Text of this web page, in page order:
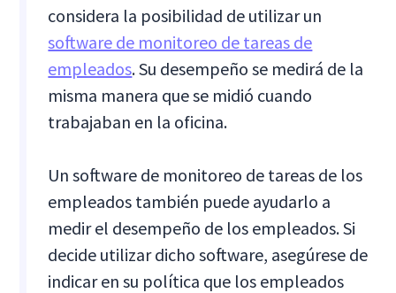
considera la posibilidad de utilizar un
software de monitoreo de tareas de
empleados. Su desempeño se medirá de la
misma manera que se midió cuando
trabajaban en la oficina.
Un software de monitoreo de tareas de los
empleados también puede ayudarlo a
medir el desempeño de los empleados. Si
decide utilizar dicho software, asegúrese de
indicar en su política que los empleados